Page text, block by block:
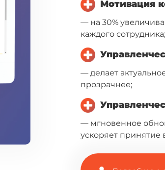
Мотивация
— на 30%
каждого сотрудника;
— делает
прозрачнее;
— мгновенное
ускоряет